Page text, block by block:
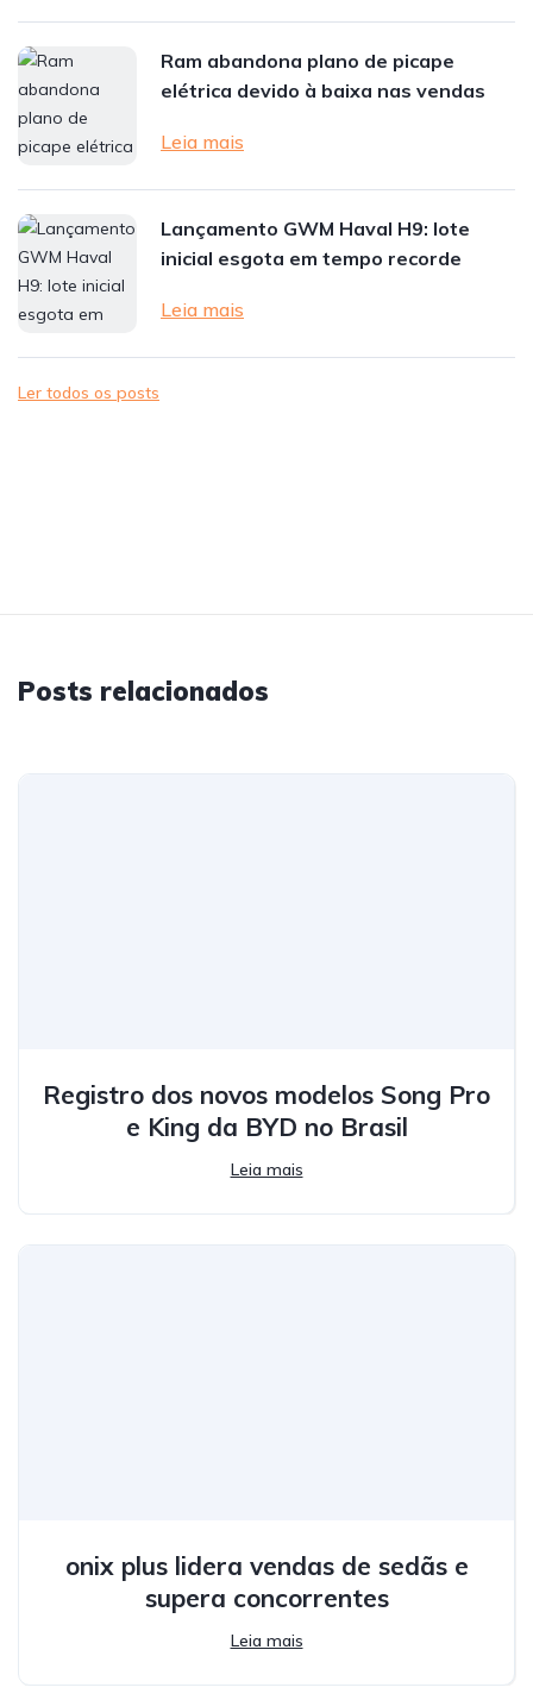
Ram abandona plano de picape
elétrica devido à baixa nas vendas
Leia mais
Lançamento GWM Haval H9: lote
inicial esgota em tempo recorde
Leia mais
Ler todos os posts
Posts relacionados
Registro dos novos modelos Song Pro
e King da BYD no Brasil
Leia mais
onix plus lidera vendas de sedãs e
supera concorrentes
Leia mais